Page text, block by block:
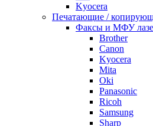
Kyocera
Печатающие /
Факсы и МФУ
Brother
Canon
Kyocera
Mita
Oki
Panasonic
Ricoh
Samsung
Sharp